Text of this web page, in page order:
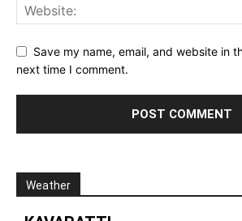
Save my name, email, and website in
next time I comment.
Weather